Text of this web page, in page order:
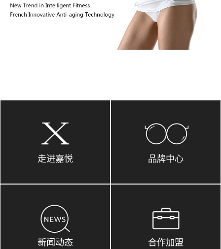
走进嘉悦 品牌中心
新闻动态 合作加盟